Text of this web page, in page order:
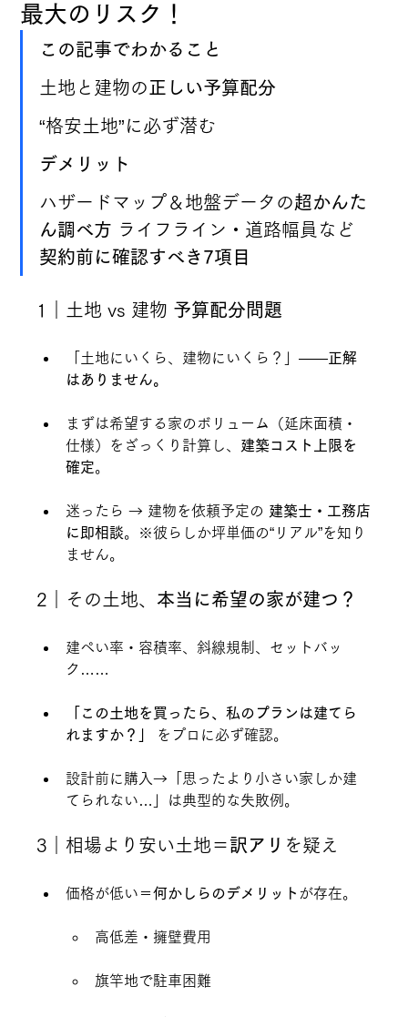
最大のリスク！
この記事でわかること
土地と建物の 正しい予算配分
“格安土地”に必ず潜む
デメリット
ハザードマップ＆地盤データの超かんた
ん調べ方 ライフライン・道路幅員など
契約前に確認すべき7項目
1｜土地 vs 建物 予算配分問題
「土地にいくら、建物にいくら？」――正解
はありません。
まずは希望する家のボリューム（延床面積・
仕様）をざっくり計算し、 建築コスト上限を
確定。
迷ったら → 建物を依頼予定の 建築士・工務店
に即相談。※彼らしか坪単価の“リアル”を知り
ません。
2｜その土地、本当に希望の家が建つ？
建ぺい率・容積率、斜線規制、セットバッ
ク……
「この土地を買ったら、私のプランは建てら
れますか？」
をプロに必ず確認。
設計前に購入→「思ったより小さい家しか建
てられない…」は典型的な失敗例。
3｜相場より安い土地＝ 訳アリ を疑え
価格が低い＝何かしらのデメリット が存在。
高低差・擁壁費用
旗竿地で駐車困難